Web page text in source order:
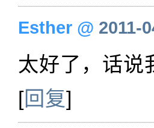
Esther @ 2011-
太好了，话说
[回复]